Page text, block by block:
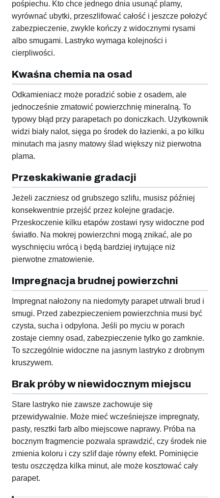
pośpiechu. Kto chce jednego dnia usunąć plamy,
wyrównać ubytki, przeszlifować całość i jeszcze położyć
zabezpieczenie, zwykle kończy z widocznymi rysami
albo smugami. Lastryko wymaga kolejności i
cierpliwości.
Kwaśna chemia na osad
Odkamieniacz może poradzić sobie z osadem, ale
jednocześnie zmatowić powierzchnię mineralną. To
typowy błąd przy parapetach po doniczkach. Użytkownik
widzi biały nalot, sięga po środek do łazienki, a po kilku
minutach ma jasny matowy ślad większy niż pierwotna
plama.
Przeskakiwanie gradacji
Jeżeli zaczniesz od grubszego szlifu, musisz później
konsekwentnie przejść przez kolejne gradacje.
Przeskoczenie kilku etapów zostawi rysy widoczne pod
światło. Na mokrej powierzchni mogą znikać, ale po
wyschnięciu wrócą i będą bardziej irytujące niż
pierwotne zmatowienie.
Impregnacja brudnej powierzchni
Impregnat nałożony na niedomyty parapet utrwali brud i
smugi. Przed zabezpieczeniem powierzchnia musi być
czysta, sucha i odpylona. Jeśli po myciu w porach
zostaje ciemny osad, zabezpieczenie tylko go zamknie.
To szczególnie widoczne na jasnym lastryko z drobnym
kruszywem.
Brak próby w niewidocznym miejscu
Stare lastryko nie zawsze zachowuje się
przewidywalnie. Może mieć wcześniejsze impregnaty,
pasty, resztki farb albo miejscowe naprawy. Próba na
bocznym fragmencie pozwala sprawdzić, czy środek nie
zmienia koloru i czy szlif daje równy efekt. Pominięcie
testu oszczędza kilka minut, ale może kosztować cały
parapet.